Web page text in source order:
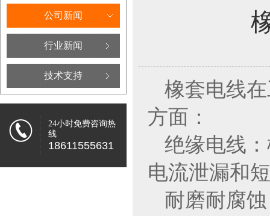
公司新闻
行业新闻
技术支持
24小时免费咨询热
线
18611555631
橡套电线
方面：
绝缘电线
电流泄漏和
耐磨耐腐